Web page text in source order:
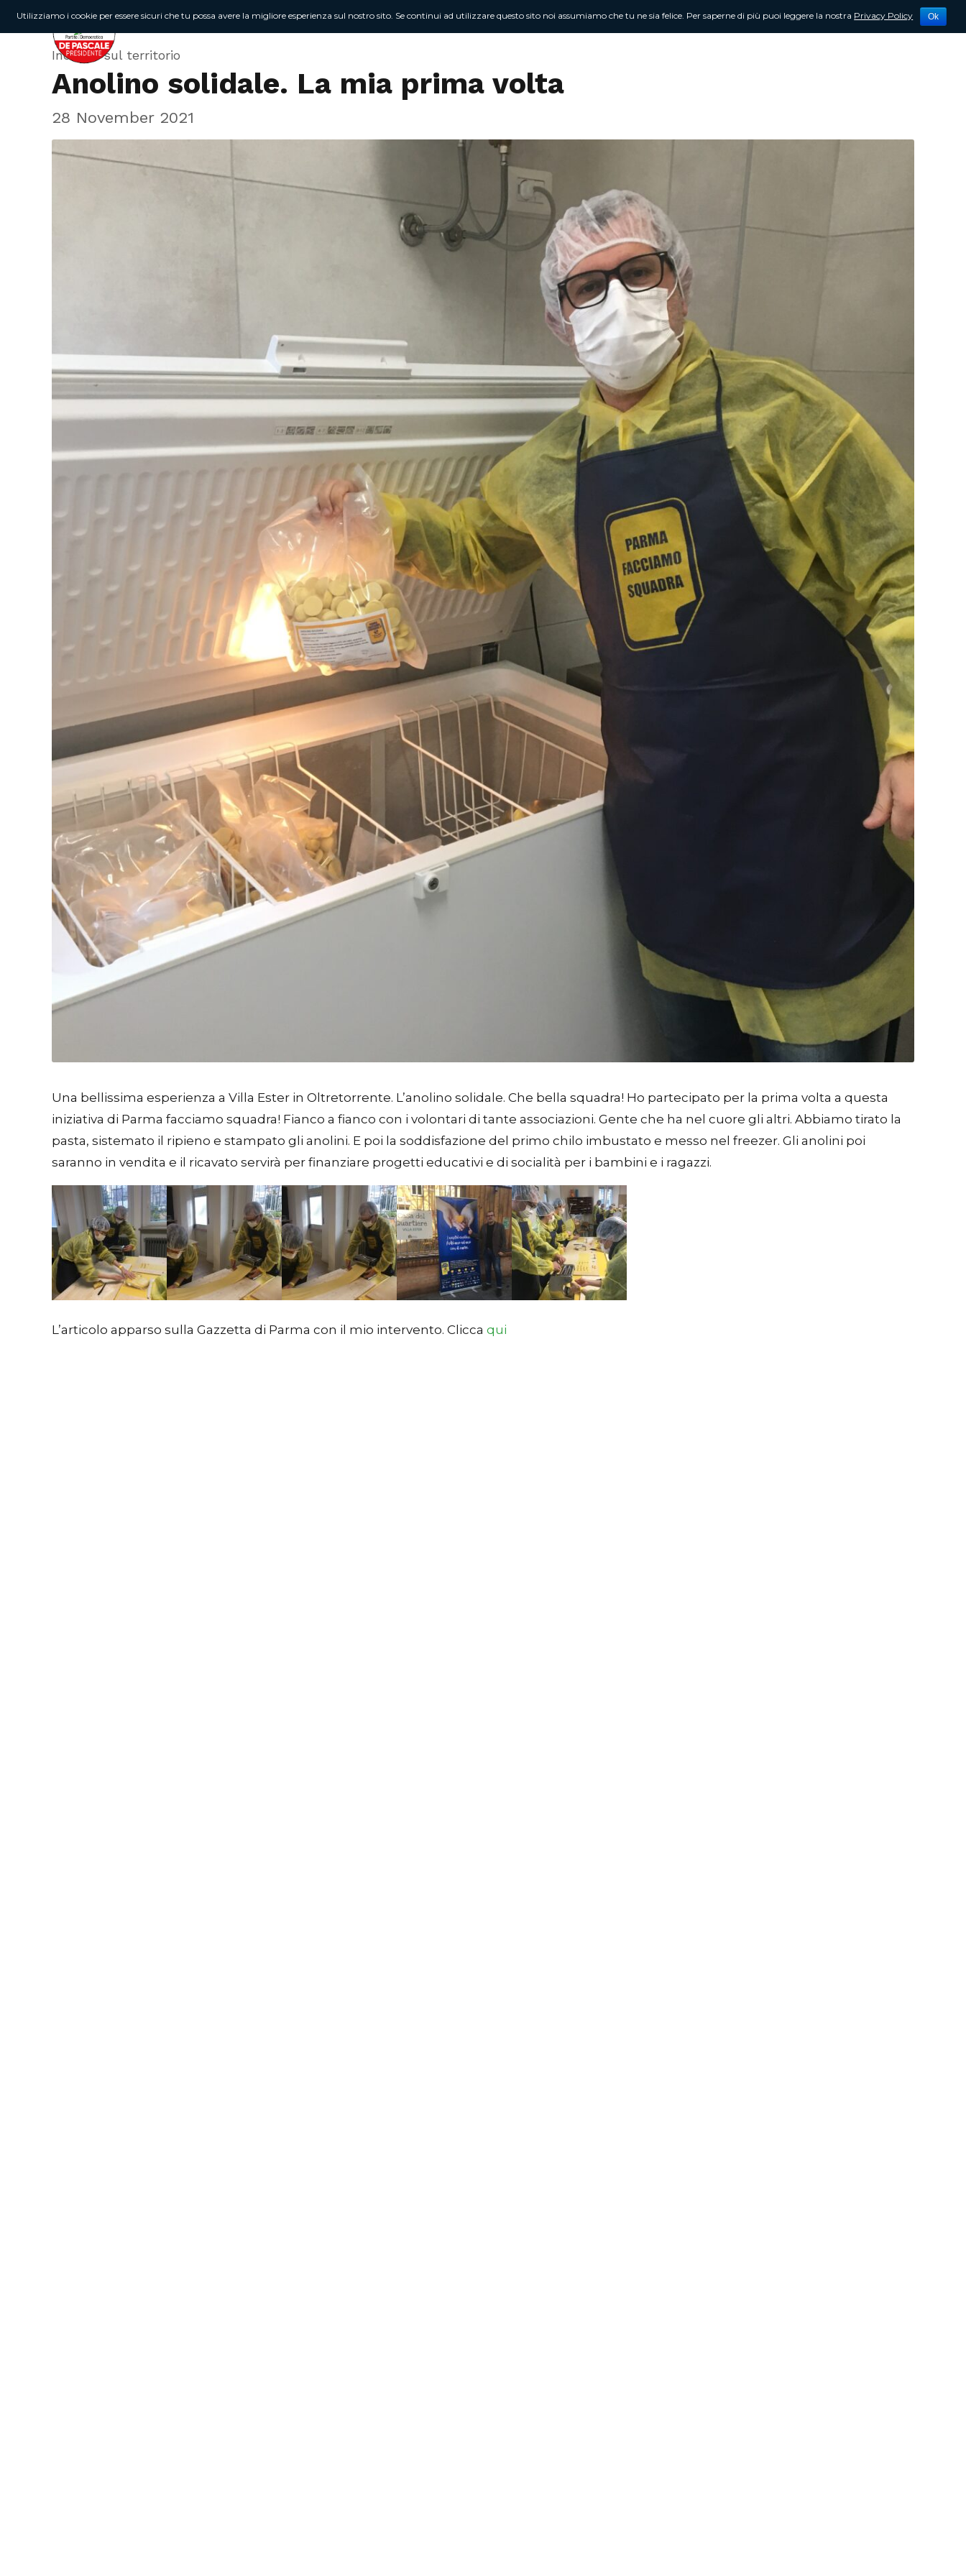
Chi sono Attività Newsletter Contattami
Incontri sul territorio
Anolino solidale. La mia prima volta
28 November 2021
Una bellissima esperienza a Villa Ester in Oltretorrente. L’anolino solidale. Che bella squadra! Ho partecipato per la prima volta a questa
iniziativa di Parma facciamo squadra! Fianco a fianco con i volontari di tante associazioni. Gente che ha nel cuore gli altri. Abbiamo tirato la
pasta, sistemato il ripieno e stampato gli anolini. E poi la soddisfazione del primo chilo imbustato e messo nel freezer. Gli anolini poi
saranno in vendita e il ricavato servirà per finanziare progetti educativi e di socialità per i bambini e i ragazzi.
L’articolo apparso sulla Gazzetta di Parma con il mio intervento. Clicca qui
Utilizziamo i cookie per essere sicuri che tu possa avere la migliore esperienza sul nostro sito. Se continui ad utilizzare questo sito noi assumiamo che tu ne sia felice. Per saperne di più puoi leggere la nostra Privacy Policy Ok